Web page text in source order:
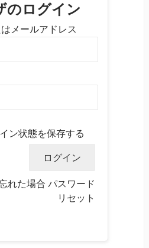
のログイン
メールアドレス
ン状態を保存する
れた場合 パスワード
リセット